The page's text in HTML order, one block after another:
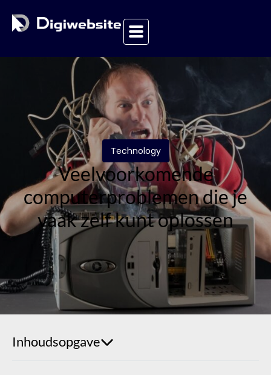
Technology
Veelvoorkomende
computerproblemen die je
vaak zelf kunt oplossen
Inhoudsopgave